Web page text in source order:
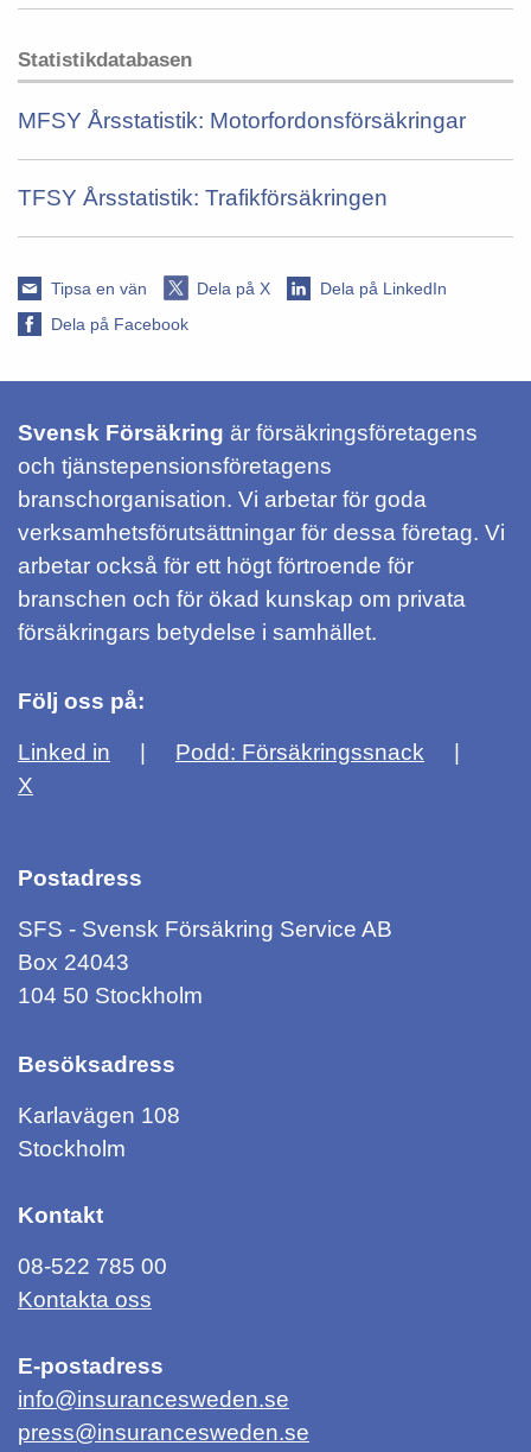
Statistikdatabasen
MFSY Årsstatistik: Motorfordonsförsäkringar
TFSY Årsstatistik: Trafikförsäkringen
Tipsa en vän Dela på X
Dela på LinkedIn
Dela på Facebook
Svensk Försäkring är försäkringsföretagens
och tjänstepensionsföretagens
branschorganisation. Vi arbetar för goda
verksamhetsförutsättningar för dessa företag. Vi
arbetar också för ett högt förtroende för
branschen och för ökad kunskap om privata
försäkringars betydelse i samhället.
Följ oss på:
Linked in
Podd: Försäkringssnack
X
Postadress
SFS - Svensk Försäkring Service AB
Box 24043
104 50 Stockholm
Besöksadress
Karlavägen 108
Stockholm
Kontakt
08-522 785 00
Kontakta oss
E-postadress
info@insurancesweden.se
press@insurancesweden.se